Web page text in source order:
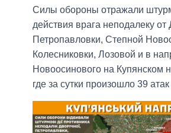
Силы обороны отражали
действия врага неподалеку от
Петропавловки, Степной
Колесниковки, Лозовой и в
Новоосинового на Купянском
где за сутки произошло 39